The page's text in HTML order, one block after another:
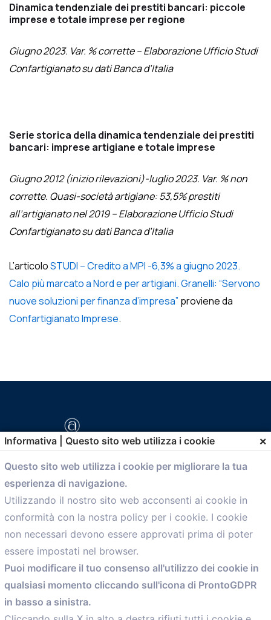
Dinamica tendenziale dei prestiti bancari: piccole
imprese e totale imprese per regione
Giugno 2023. Var. % corrette – Elaborazione Ufficio Studi
Confartigianato su dati Banca d’Italia
Serie storica della dinamica tendenziale dei prestiti
bancari: imprese artigiane e totale imprese
Giugno 2012 (inizio rilevazioni)-luglio 2023. Var. % non
corrette. Quasi-società artigiane: 53,5% prestiti
all’artigianato nel 2019 – Elaborazione Ufficio Studi
Confartigianato su dati Banca d’Italia
L’articoloSTUDI – Credito a MPI -6,3% a giugno 2023.
Calo più marcato a Nord e per artigiani. Granelli: “Servono
nuove soluzioni per finanza d’impresa” proviene da
Confartigianato Imprese.
comunicazione@confartigianato.bo.it
Menù
Home
Servizi
Convenzioni
Voce delle Nostre aziende
Informativa | Questo sito web utilizza i cookie ×
Questo sito web utilizza i cookie per migliorare la tua
esperienza di navigazione.
Utilizzando il nostro sito web acconsenti ai cookie in
conformità con la nostra policy per i cookie. I cookie
non necessari devono essere approvati prima di poter
essere impostati nel browser.
Puoi modificare il tuo consenso all'utilizzo dei cookie in
qualsiasi momento cliccando sull'icona di ProntoGDPR
in basso a sinistra.